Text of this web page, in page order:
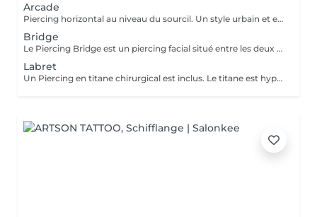
Arcade
Piercing horizontal au niveau du sourcil. Un style urbain et expressif, réalisé avec un bijou courbé en titane. Pose précise adaptée à ta morphologie. Si tu souhaites te faire percer mais que tu as peur des aiguilles ou que tu souffres d'anxiété (stress, blocage), nous te demandons de bien vouloir réserver le service intitulé: <<NOM DU PIERCING (Phobie des aiguilles)>> Ce service ne côute pas plus cher. Il est simplement prévu pour des raisons d'organisation, afin que tout le monde soit à l'aise et bien accueilli(e).
Bridge
Le Piercing Bridge est un piercing facial situé entre les deux yeux à la racine du nez. Un Piercing en titane chirurgical est inclus. Le titane est hypoallergénique, léger et idéal pour les premières phases de cicatrisation. Si tu souhaites te faire percer mais que tu as peur des aiguilles ou que tu souffres d'anxiété (stress, blocage), nous te demandons de bien vouloir réserver le service intitulé: <<NOM DU PIERCING (Phobie des aiguilles)>> Ce service ne côute pas plus cher. Il est simplement prévu pour des raisons d'organisation, afin que tout le monde soit à l'aise et bien accueilli(e).
Labret
Un Piercing en titane chirurgical est inclus. Le titane est hypoallergénique, léger et idéal pour les premières phases de cicatrisation. Si tu souhaite te faire percer mais que tu as peur des aiguilles ou que tu souffres d'anxiété (stress, blocage), nous te demandons de bien vouloir réserver le service intitulé: <<NOM DU PIERCING (Phobie des aiguilles)>> Ce service ne côute pas plus cher. Il est simplement prévu pour des raisons d'organisation, afin que tout le monde soit à l'aise et bien accueilli(e).